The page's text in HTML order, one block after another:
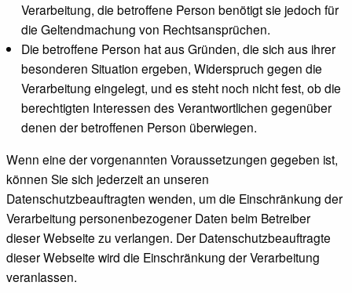
Verarbeitung, die betroffene Person benötigt sie jedoch für
die Geltendmachung von Rechtsansprüchen.
Die betroffene Person hat aus Gründen, die sich aus ihrer
besonderen Situation ergeben, Widerspruch gegen die
Verarbeitung eingelegt, und es steht noch nicht fest, ob die
berechtigten Interessen des Verantwortlichen gegenüber
denen der betroffenen Person überwiegen.
Wenn eine der vorgenannten Voraussetzungen gegeben ist,
können Sie sich jederzeit an unseren
Datenschutzbeauftragten wenden, um die Einschränkung der
Verarbeitung personenbezogener Daten beim Betreiber
dieser Webseite zu verlangen. Der Datenschutzbeauftragte
dieser Webseite wird die Einschränkung der Verarbeitung
veranlassen.